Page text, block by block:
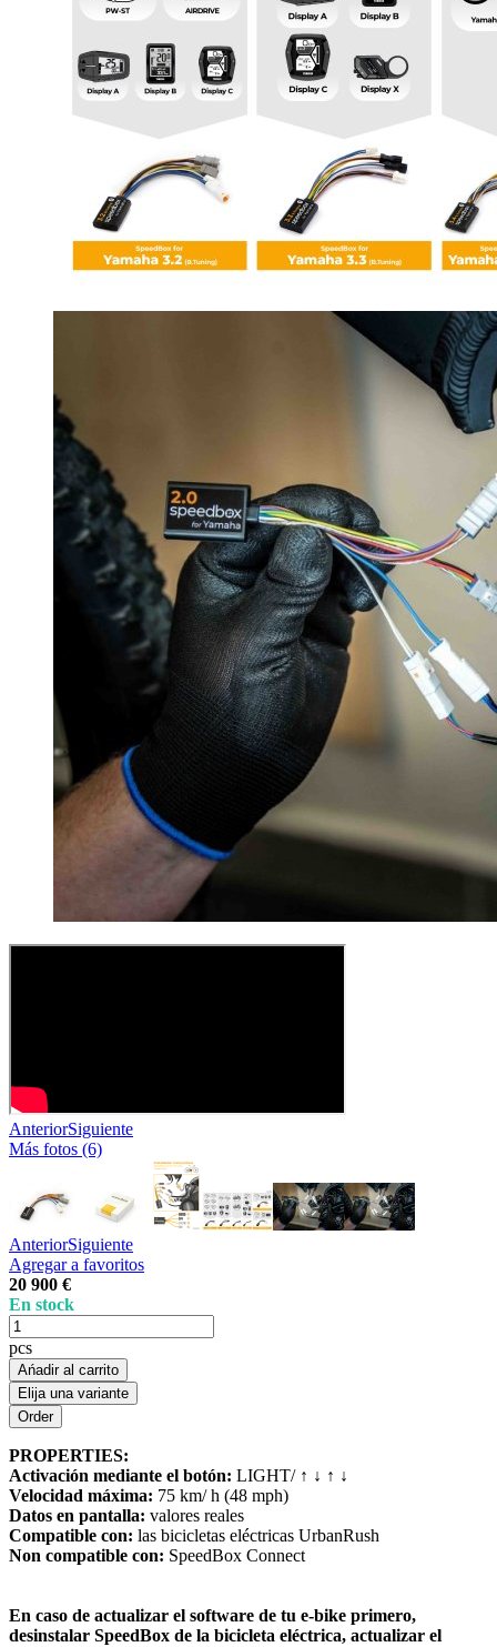
AnteriorSiguiente
Más fotos (6)
AnteriorSiguiente
Agregar a favoritos
20 900 €
En stock
pcs
Ańadir al carrito
Elija una variante
PROPERTIES:
Activación mediante el botón: LIGHT/ ↑ ↓ ↑ ↓
Velocidad máxima: 75 km/ h (48 mph)
Datos en pantalla: valores reales
Compatible con: las bicicletas eléctricas UrbanRush
Non compatible con: SpeedBox Connect
En caso de actualizar el software de tu e-bike primero,
desinstalar SpeedBox de la bicicleta eléctrica, actualizar el